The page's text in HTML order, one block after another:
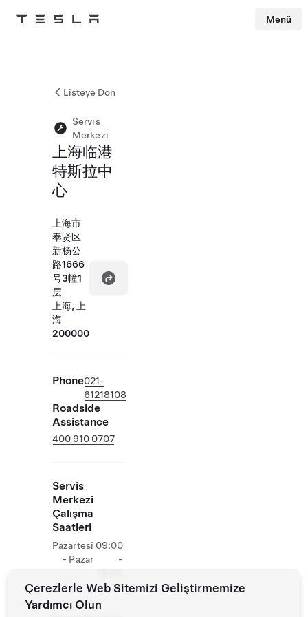
Tesla Menü
Listeye Dön
Servis
Merkezi
上海临港
特斯拉中
心
上海市
奉贤区
新杨公
路1666
号3幢1
层
上海, 上
海
200000
Phone021-
61218108
Roadside
Assistance
400 910 0707
Servis
Merkezi
Çalışma
Saatleri
Pazartesi
- Pazar
09:00
-
Çerezlerle Web Sitemizi Geliştirmemize
Yardımcı Olun